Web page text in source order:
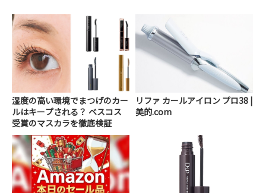
湿度の高い環境でまつげのカー
ルはキープされる？ ベスコス
受賞のマスカラを徹底検証
リファ カールアイロン プロ38 |
美的.com